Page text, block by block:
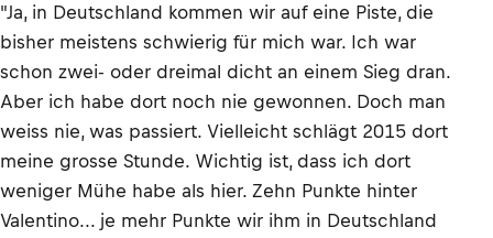
"Ja, in Deutschland kommen wir auf eine Piste, die
bisher meistens schwierig für mich war. Ich war
schon zwei- oder dreimal dicht an einem Sieg dran.
Aber ich habe dort noch nie gewonnen. Doch man
weiss nie, was passiert. Vielleicht schlägt 2015 dort
meine grosse Stunde. Wichtig ist, dass ich dort
weniger Mühe habe als hier. Zehn Punkte hinter
Valentino... je mehr Punkte wir ihm in Deutschland